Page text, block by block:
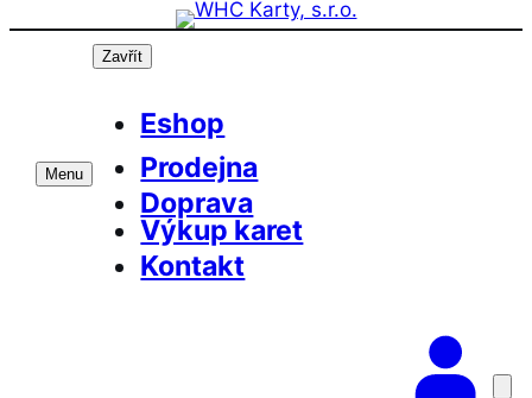
Přeskočit
Menu
Zavřít
Eshop
Prodejna
Doprava
Výkup karet
Kontakt